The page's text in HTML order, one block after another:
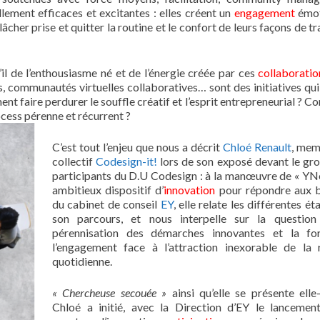
efficaces et excitantes : elles créent un engagement
prise et quitter la routine et le confort de leurs façons de
l’enthousiasme né et de l’énergie créée par ces
communautés virtuelles collaboratives… sont des initiatives
faire perdurer le souffle créatif et l’esprit entrepreneurial ?
pérenne et récurrent ?
C’est tout l’enjeu que nous a décrit Chloé Renault,
collectifCodesign-it! lors de son exposé devant le
participants du D.U Codesign : à la manœuvre de «
ambitieux dispositif d’innovation pour répondre aux
du cabinet de conseil EY, elle relate les différentes
son parcours, et nous interpelle sur la
pérennisation des démarches innovantes et la
l’engagement face à l’attraction inexorable de la
quotidienne.
« Chercheuse secouée » ainsi qu’elle se présente
Chloé a initié, avec la Direction d’EY le lancement